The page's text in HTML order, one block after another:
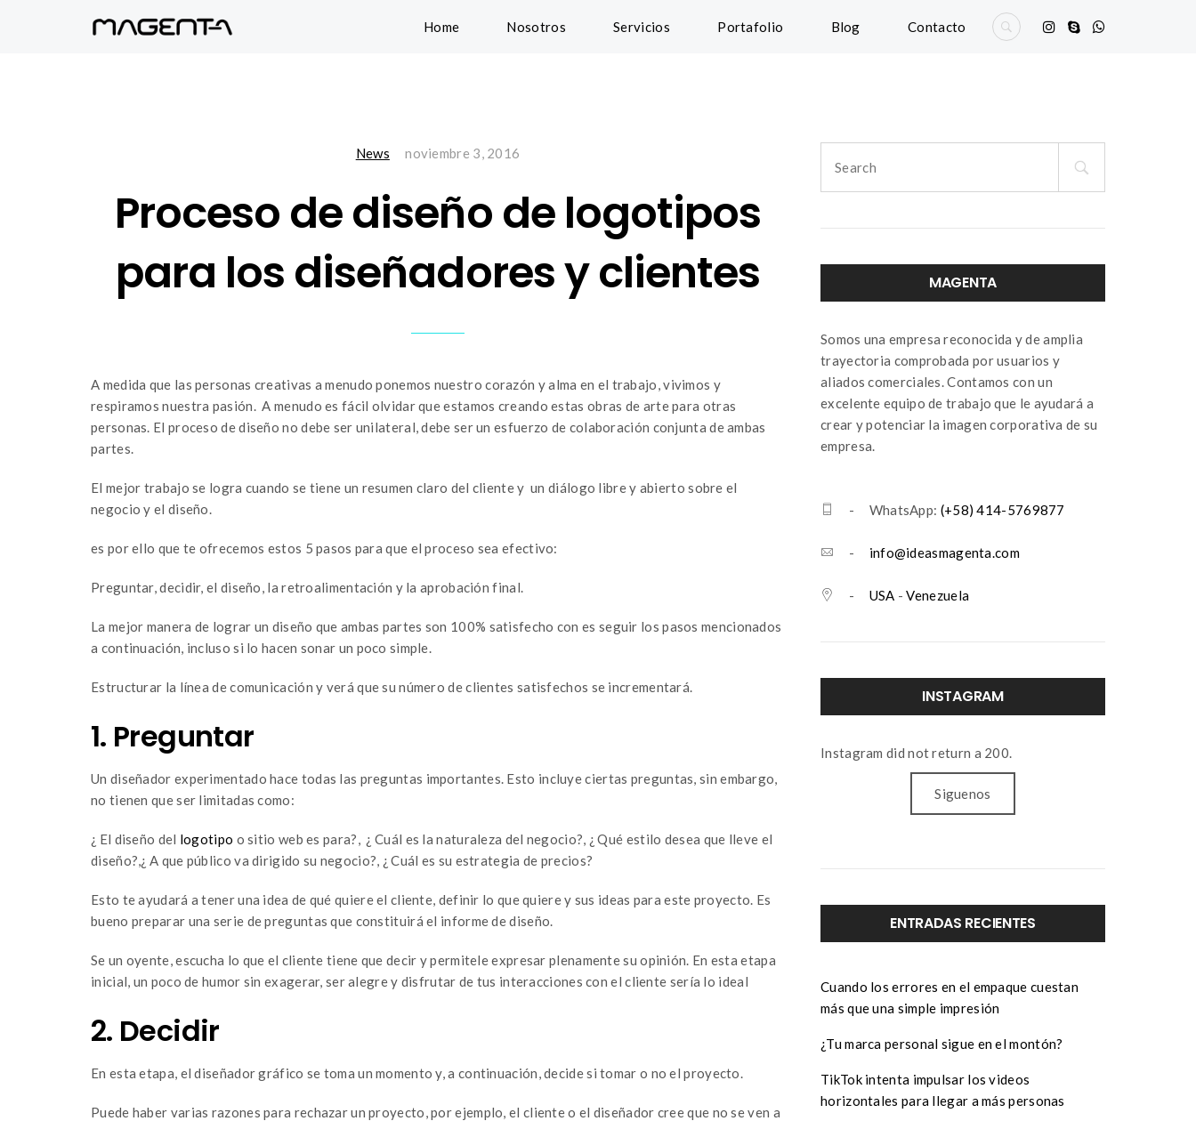
Home Nosotros Servicios Portafolio Blog Contacto
News noviembre 3, 2016
Proceso de diseño de logotipos
para los diseñadores y clientes
A medida que las personas creativas a menudo ponemos nuestro corazón y alma en el trabajo, vivimos y
respiramos nuestra pasión. A menudo es fácil olvidar que estamos creando estas obras de arte para otras
personas. El proceso de diseño no debe ser unilateral, debe ser un esfuerzo de colaboración conjunta de ambas
partes.
El mejor trabajo se logra cuando se tiene un resumen claro del cliente y un diálogo libre y abierto sobre el
negocio y el diseño.
es por ello que te ofrecemos estos 5 pasos para que el proceso sea efectivo:
Preguntar, decidir, el diseño, la retroalimentación y la aprobación final.
La mejor manera de lograr un diseño que ambas partes son 100% satisfecho con es seguir los pasos mencionados
a continuación, incluso si lo hacen sonar un poco simple.
Estructurar la línea de comunicación y verá que su número de clientes satisfechos se incrementará.
1. Preguntar
Un diseñador experimentado hace todas las preguntas importantes. Esto incluye ciertas preguntas, sin embargo,
no tienen que ser limitadas como:
¿ El diseño del logotipo o sitio web es para?, ¿ Cuál es la naturaleza del negocio?, ¿ Qué estilo desea que lleve el
diseño?,¿ A que público va dirigido su negocio?, ¿ Cuál es su estrategia de precios?
Esto te ayudará a tener una idea de qué quiere el cliente, definir lo que quiere y sus ideas para este proyecto. Es
bueno preparar una serie de preguntas que constituirá el informe de diseño.
Se un oyente, escucha lo que el cliente tiene que decir y permitele expresar plenamente su opinión. En esta etapa
inicial, un poco de humor sin exagerar, ser alegre y disfrutar de tus interacciones con el cliente sería lo ideal
2. Decidir
En esta etapa, el diseñador gráfico se toma un momento y, a continuación, decide si tomar o no el proyecto.
Puede haber varias razones para rechazar un proyecto, por ejemplo, el cliente o el diseñador cree que no se ven a
for:
MAGENTA
Somos una empresa reconocida y de amplia
trayectoria comprobada por usuarios y
aliados comerciales. Contamos con un
excelente equipo de trabajo que le ayudará a
crear y potenciar la imagen corporativa de su
empresa.
- WhatsApp: (+58) 414-5769877
- info@ideasmagenta.com
- USA -Venezuela
INSTAGRAM
Instagram did not return a 200.
Siguenos
ENTRADAS RECIENTES
Cuando los errores en el empaque cuestan
más que una simple impresión
¿Tu marca personal sigue en el montón?
TikTok intenta impulsar los videos
horizontales para llegar a más personas